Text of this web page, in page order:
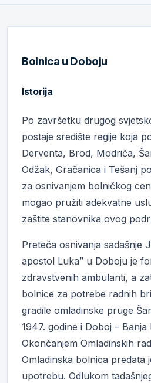
Bolnica u Doboju
Istorija
Po završetku drugog
postaje središte regije koja
Derventa, Brod, Modriča,
Odžak, Gračanica i Tešanj
za osnivanjem bolničkog
mogao pružiti adekvatne
zaštite stanovnika ovog
Preteča osnivanja sadašnje
apostol Luka” u Doboju je
zdravstvenih ambulanti, a
bolnice za potrebe radnih
gradile omladinske pruge
1947. godine i Doboj – Banja
Okončanjem Omladinskih
Omladinska bolnica predata
upotrebu. Odlukom